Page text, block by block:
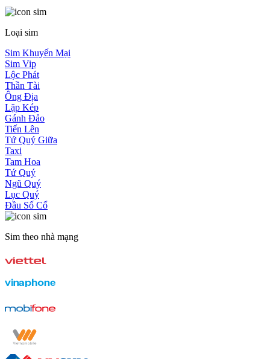
Loại sim
Sim Khuyến Mại
Sim Vip
Lộc Phát
Thần Tài
Ông Địa
Lặp Kép
Gánh Đảo
Tiến Lên
Tứ Quý Giữa
Taxi
Tam Hoa
Tứ Quý
Ngũ Quý
Lục Quý
Đầu Số Cổ
Sim theo nhà mạng